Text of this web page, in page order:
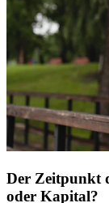
Der Zeitpunkt
oder Kapital?